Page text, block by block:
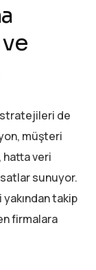
de
müşteri
veri
sunuyor.
takip
firmalara